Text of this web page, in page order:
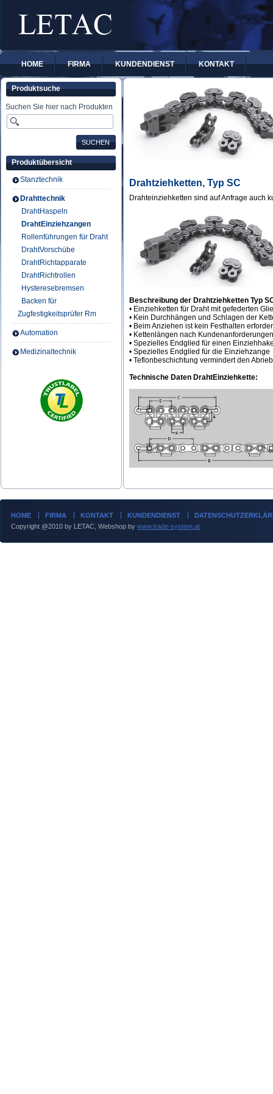
HOME FIRMA KUNDENDIENST KONTAKT
Produktsuche
Suchen Sie hier nach Produkten
Produktübersicht
Stanztechnik
Drahttechnik
DrahtHaspeln
DrahtEinziehzangen
Rollenführungen für Draht
DrahtVorschübe
DrahtRichtapparate
DrahtRichtrollen
Hysteresebremsen
Backen für
Zugfestigkeitsprüfer Rm
Automation
Medizinaltechnik
Drahtziehketten, Typ SC
Drahteinziehketten sind auf Anfrage auch
Beschreibung der Drahtziehketten Typ
• Einziehketten für Draht mit gefederten
• Kein Durchhängen und Schlagen der
• Beim Anziehen ist kein Festhalten
• Kettenlängen nach Kundenanforderungen
• Spezielles Endglied für einen
• Spezielles Endglied für die Einziehzange
• Teflonbeschichtung vermindert den Abrieb
Technische Daten DrahtEinziehkette:
HOME FIRMA KONTAKT KUNDENDIENST
Copyright @2010 by LETAC, Webshop bywww.trade-system.at